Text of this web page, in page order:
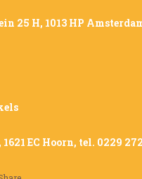
25 H, 1013 HP
EC Hoorn, tel. 0229